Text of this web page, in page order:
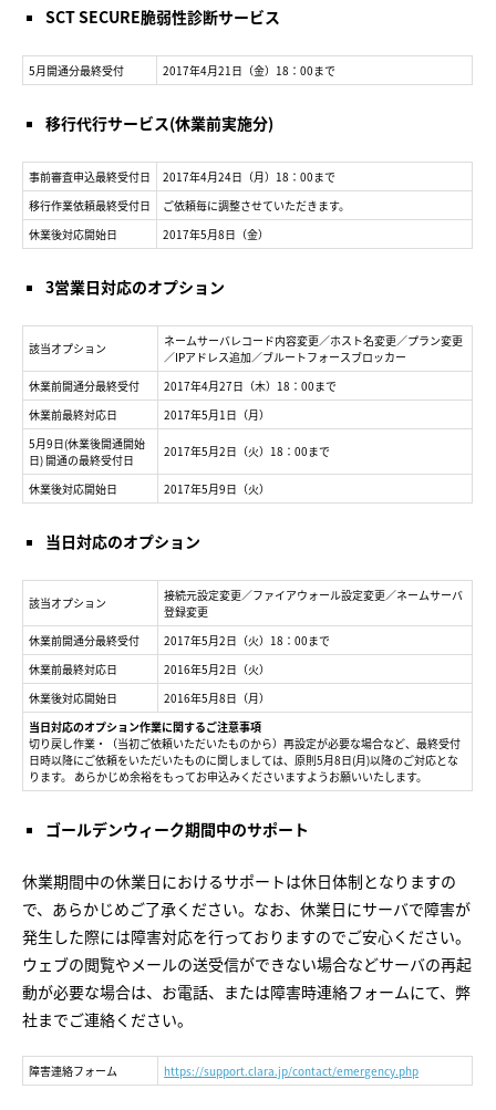
SCT SECURE脆弱性診断サービス
5月開通分最終受付 2017年4月21日（金）18：00まで
移行代行サービス(休業前実施分)
事前審査申込最終受付日
2017年4月24日（月）18：00まで
移行作業依頼最終受付日
ご依頼毎に調整させていただきます。
休業後対応開始日
2017年5月8日（金）
3営業日対応のオプション
該当オプション
ネームサーバレコード内容変更／ホスト名変更／プラン変更
／IPアドレス追加／ブルートフォースブロッカー
休業前開通分最終受付
2017年4月27日（木）18：00まで
休業前最終対応日
2017年5月1日（月）
5月9日(休業後開通開始
日) 開通の最終受付日
2017年5月2日（火）18：00まで
休業後対応開始日 2017年5月9日（火）
当日対応のオプション
該当オプション
接続元設定変更／ファイアウォール設定変更／ネームサーバ
登録変更
休業前開通分最終受付
2017年5月2日（火）18：00まで
休業前最終対応日
2016年5月2日（火）
休業後対応開始日
2016年5月8日（月）
当日対応のオプション作業に関するご注意事項
切り戻し作業・（当初ご依頼いただいたものから）再設定が必要な場合など、最終受付
日時以降にご依頼をいただいたものに関しましては、原則5月8日(月)以降のご対応とな
ります。 あらかじめ余裕をもってお申込みくださいますようお願いいたします。
ゴールデンウィーク期間中のサポート
休業期間中の休業日におけるサポートは休日体制となりますの
で、あらかじめご了承ください。なお、休業日にサーバで障害が
発生した際には障害対応を行っておりますのでご安心ください。
ウェブの閲覧やメールの送受信ができない場合などサーバの再起
動が必要な場合は、お電話、または障害時連絡フォームにて、弊
社までご連絡ください。
障害連絡フォーム https://support.clara.jp/contact/emergency.php